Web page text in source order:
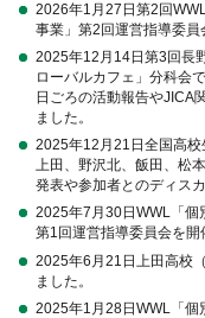
2026年1月27日第2回
事業」第2回運営指導委員
2025年12月14日第3回長
ローバルカフェ」分科会
日ごろの活動報告やJICA
ました。
2025年12月21日全国高校
上田、野沢北、飯田、松
発表や参加者とのディス
2025年7月30日WWL「個
第1回運営指導委員会を開
2025年6月21日上田高校
ました。
2025年1月28日WWL「個